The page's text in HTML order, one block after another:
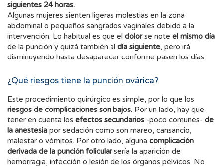
siguientes 24 horas.
Algunas mujeres sienten ligeras molestias en la zona
abdominal o pequeños sangrados vaginales debido a la
intervención. Lo habitual es que el dolorse note el mismo día
de la punción y quizá también al día siguiente, pero irá
disminuyendo hasta desaparecer conforme pasen los días.
¿Qué riesgos tiene la punción ovárica?
Este procedimiento quirúrgico es simple, por lo que los
riesgos de complicaciones son bajos. Por un lado, hay que
tener en cuenta los efectos secundarios -poco comunes- de
la anestesia por sedación como son mareo, cansancio,
malestar o vómitos. Por otro lado, alguna complicación
derivada de la punción folicularsería la aparición de
hemorragia, infección o lesión de los órganos pélvicos. No